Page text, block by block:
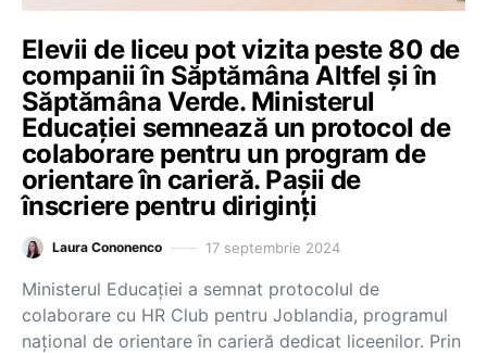
Elevii de liceu pot vizita peste 80 de
companii în Săptămâna Altfel și în
Săptămâna Verde. Ministerul
Educației semnează un protocol de
colaborare pentru un program de
orientare în carieră. Pașii de
înscriere pentru diriginți
Laura Cononenco 17 septembrie 2024
Ministerul Educaţiei a semnat protocolul de
colaborare cu HR Club pentru Joblandia, programul
naţional de orientare în carieră dedicat liceenilor. Prin